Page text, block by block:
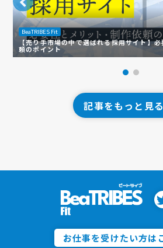
BeaTRIBES Fit
【売り手市場の中で選ばれる採用サイト】
頼のポイント
記事をもっと見る
お仕事を受けたい方は